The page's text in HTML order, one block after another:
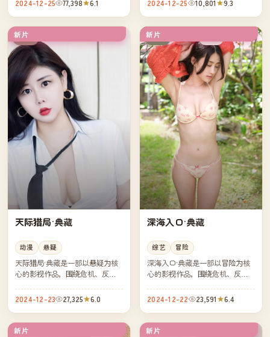
2024-12-25 77,398 6.1 2024-12-25 10,801 9.3
新片
中国
天际猎局·典藏
动漫 悬疑
天际猎局·典藏是一部以悬疑为核
心的影视作品，围绕危机、反转
凑，值得推荐观看。
2024-12-23 27,325 6.0
新片
日本
深海入口·典藏
综艺 冒险
深海入口·典藏是一部以冒险为核
心的影视作品，围绕危机、反转
凑，值得推荐观看。
2024-12-22 23,591 6.4
新片
日本 新片
美国